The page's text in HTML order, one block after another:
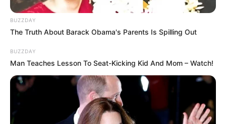
Anti Mainstream, 10 Cara
Membawa Barang Belanjaan
Versi Warga Thailand
BUZZDAY
The Truth About Barack Obama's Parents Is Spilling Out
BUZZDAY
Man Teaches Lesson To Seat-Kicking Kid And Mom – Watch!